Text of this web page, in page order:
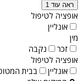
ראה עוד 1
אופציה לטיפול
אונליין
מין
זכר
נקבה
אופציה לטיפול
אונליין
בבית